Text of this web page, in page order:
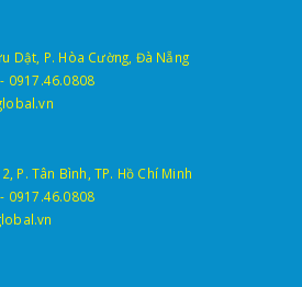
Dật, P. Hòa Cường, Đà Nẵng
- 0917.46.0808
P. Tân Bình, TP. Hồ Chí Minh
- 0917.46.0808